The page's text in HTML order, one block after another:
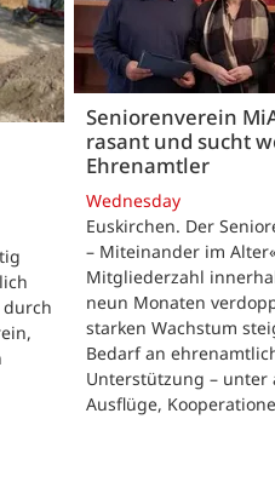
Seniorenverein
rasant und sucht
Ehrenamtler
Wednesday
Euskirchen. Der
– Miteinander im
Mitgliederzahl
neun Monaten
starken Wachstum
Bedarf an
Unterstützung – unter
Ausflüge,